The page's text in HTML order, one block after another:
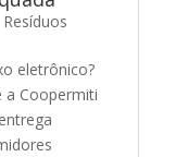
Resíduos
eletrônico?
a Coopermiti